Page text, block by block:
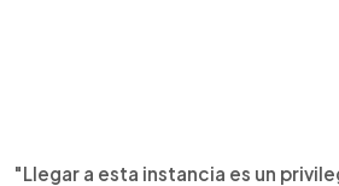
"Llegar a esta instancia es un